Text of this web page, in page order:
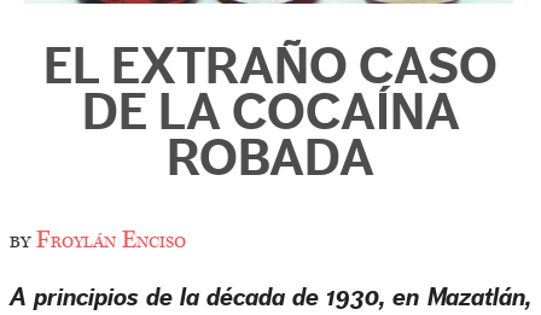
EL EXTRAÑO CASO
DE LA COCAÍNA
ROBADA
byFroylán Enciso
A principios de la década de 1930, en Mazatlán,